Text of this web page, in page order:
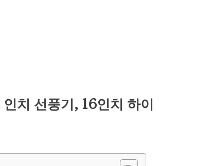
치 선풍기, 16인치 하이